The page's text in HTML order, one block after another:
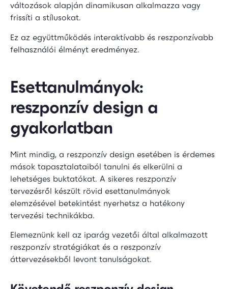
változások alapján dinamikusan alkalmazza vagy
frissíti a stílusokat.
Ez az együttműködés interaktívabb és reszponzívabb
felhasználói élményt eredményez.
Esettanulmányok:
reszponzív design a
gyakorlatban
Mint mindig, a reszponzív design esetében is érdemes
mások tapasztalataiból tanulni és elkerülni a
lehetséges buktatókat. A sikeres reszponzív
tervezésről készült rövid esettanulmányok
elemzésével betekintést nyerhetsz a hatékony
tervezési technikákba.
Elemeznünk kell az iparág vezetői által alkalmazott
reszponzív stratégiákat és a reszponzív
áttervezésekből levont tanulságokat.